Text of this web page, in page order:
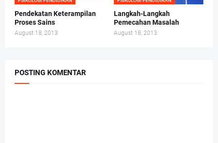
Pendekatan Keterampilan
Proses Sains
August 18, 2013
Langkah-Langkah
Pemecahan Masalah
August 18, 2013
POSTING KOMENTAR